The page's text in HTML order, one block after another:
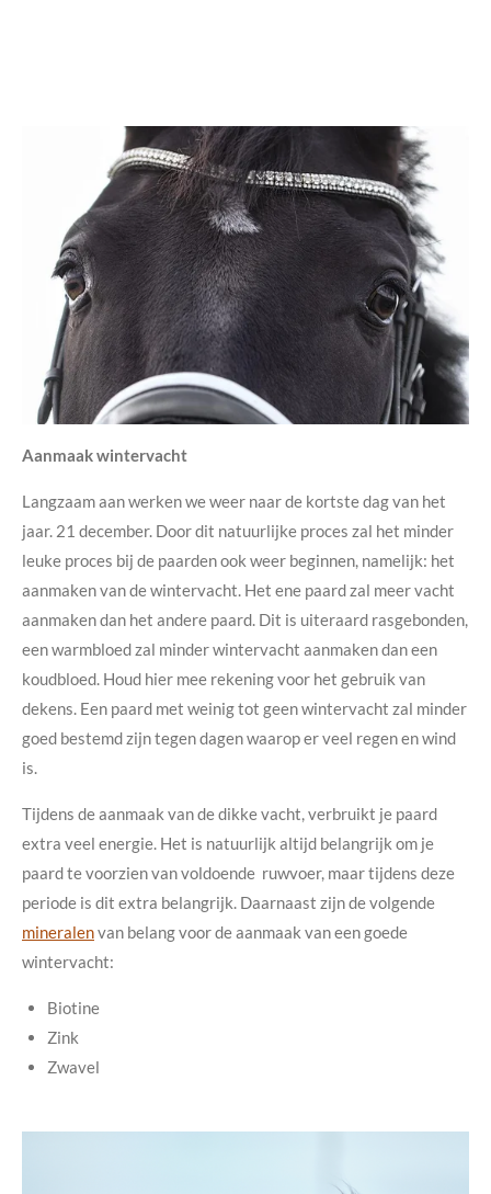
Aanmaak wintervacht
Langzaam aan werken we weer naar de kortste dag van het
jaar. 21 december. Door dit natuurlijke proces zal het minder
leuke proces bij de paarden ook weer beginnen, namelijk: het
aanmaken van de wintervacht. Het ene paard zal meer vacht
aanmaken dan het andere paard. Dit is uiteraard rasgebonden,
een warmbloed zal minder wintervacht aanmaken dan een
koudbloed. Houd hier mee rekening voor het gebruik van
dekens. Een paard met weinig tot geen wintervacht zal minder
goed bestemd zijn tegen dagen waarop er veel regen en wind
is.
Tijdens de aanmaak van de dikke vacht, verbruikt je paard
extra veel energie. Het is natuurlijk altijd belangrijk om je
paard te voorzien van voldoende ruwvoer, maar tijdens deze
periode is dit extra belangrijk. Daarnaast zijn de volgende
mineralenvan belang voor de aanmaak van een goede
wintervacht:
Biotine
Zink
Zwavel